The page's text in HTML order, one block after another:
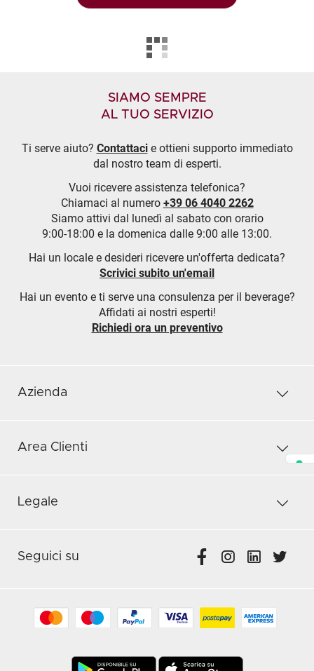
SIAMO SEMPRE
AL TUO SERVIZIO
Ti serve aiuto? Contattacie ottieni supporto immediato
dal nostro team di esperti.
Vuoi ricevere assistenza telefonica?
Chiamaci al numero +39 06 4040 2262
Siamo attivi dal lunedì al sabato con orario
9:00-18:00 e la domenica dalle 9:00 alle 13:00.
Hai un locale e desideri ricevere un'offerta dedicata?
Scrivici subito un'email
Hai un evento e ti serve una consulenza per il beverage?
Affidati ai nostri esperti!
Richiedi ora un preventivo
Azienda
Area Clienti
Legale
Seguici su